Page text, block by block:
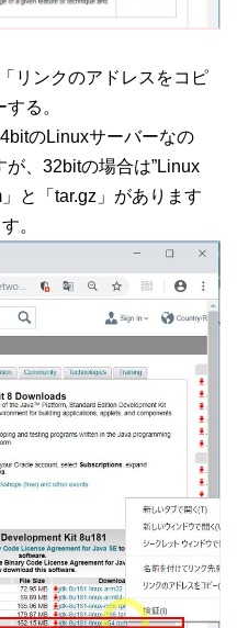
リンクのアドレスをコピ
る。
のLinuxサーバーなの
が、32bitの場合は”Linux
と「tar.gz」があります
。